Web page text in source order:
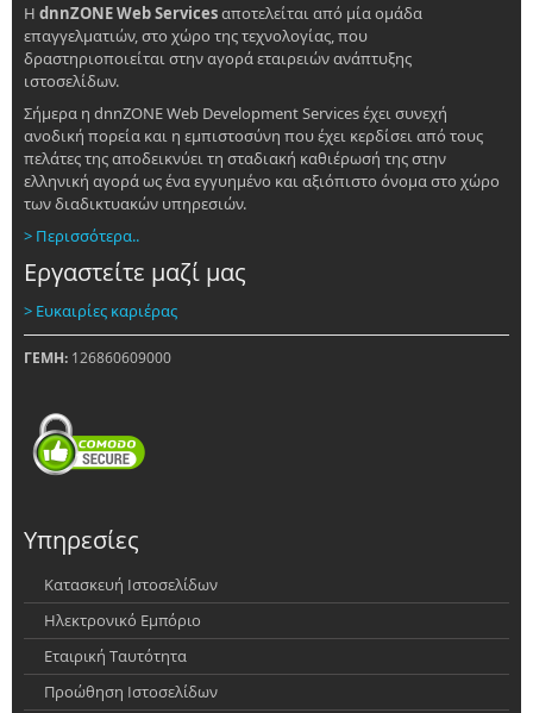
Η dnnZONE Web Servicesαποτελείται από μία ομάδα
επαγγελματιών, στο χώρο της τεχνολογίας, που
δραστηριοποιείται στην αγορά εταιρειών ανάπτυξης
ιστοσελίδων.
Σήμερα η dnnZONE Web Development Services έχει συνεχή
ανοδική πορεία και η εμπιστοσύνη που έχει κερδίσει από τους
πελάτες της αποδεικνύει τη σταδιακή καθιέρωσή της στην
ελληνική αγορά ως ένα εγγυημένο και αξιόπιστο όνομα στο χώρο
των διαδικτυακών υπηρεσιών.
> Περισσότερα..
Εργαστείτε μαζί μας
> Ευκαιρίες καριέρας
ΓΕΜΗ: 126860609000
Υπηρεσίες
Κατασκευή Ιστοσελίδων
Ηλεκτρονικό Εμπόριο
Εταιρική Ταυτότητα
Προώθηση Ιστοσελίδων